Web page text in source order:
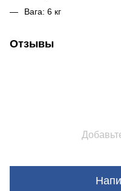
Вага: 6 кг
Отзывы